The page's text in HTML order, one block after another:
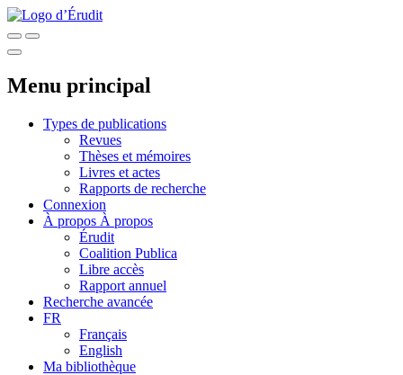
Menu principal
Types de publications
Revues
Thèses et mémoires
Livres et actes
Rapports de recherche
Connexion
À propos À propos
Érudit
Coalition Publica
Libre accès
Rapport annuel
Recherche avancée
FR
Français
English
Ma bibliothèque